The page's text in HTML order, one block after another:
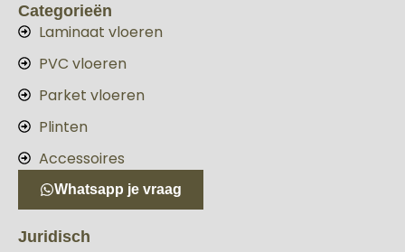
Categorieën
Laminaat vloeren
PVC vloeren
Parket vloeren
Plinten
Accessoires
Whatsapp je vraag
Juridisch